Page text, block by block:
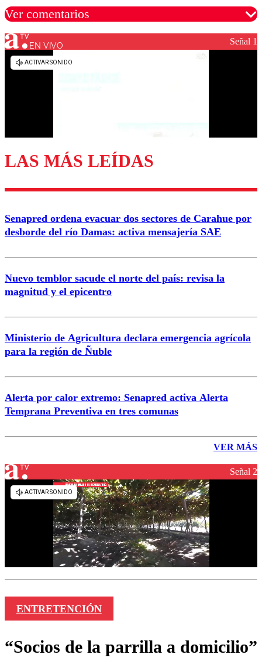
Ver comentarios
Los comentarios son moderados para garantizar un
Enviar comentario
EN VIVO Señal 1
LAS MÁS LEÍDAS
Senapred ordena evacuar dos sectores de Carahue por
desborde del río Damas: activa mensajería SAE
Nuevo temblor sacude el norte del país: revisa la
magnitud y el epicentro
Ministerio de Agricultura declara emergencia agrícola
para la región de Ñuble
Alerta por calor extremo: Senapred activa Alerta
Temprana Preventiva en tres comunas
VER MÁS
Señal 2
ENTRETENCIÓN
“Socios de la parrilla a domicilio”